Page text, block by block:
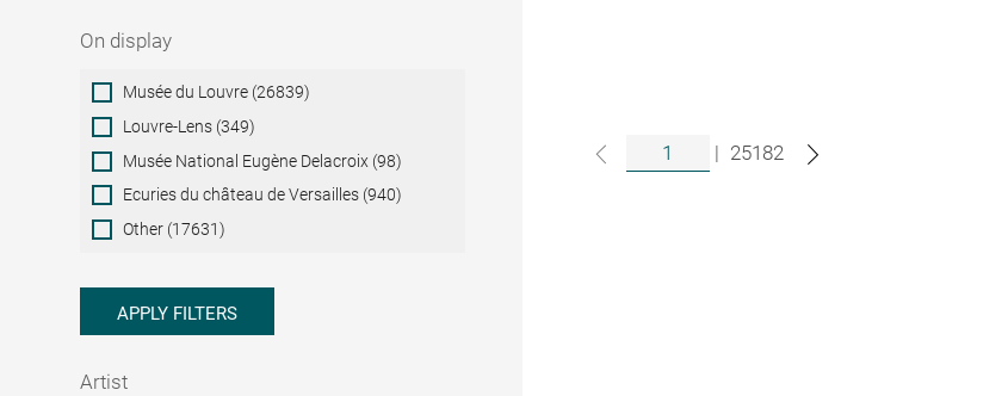
On display
On
display
Musée du Louvre (26839)
Louvre-Lens (349)
Musée National Eugène Delacroix (98)
Ecuries du château de Versailles (940)
Other (17631)
APPLY FILTERS
Artist
| 25182